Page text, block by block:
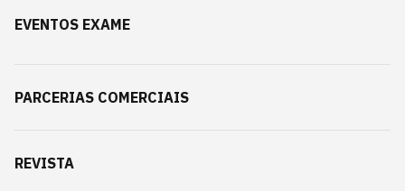
EVENTOS EXAME
PARCERIAS COMERCIAIS
REVISTA